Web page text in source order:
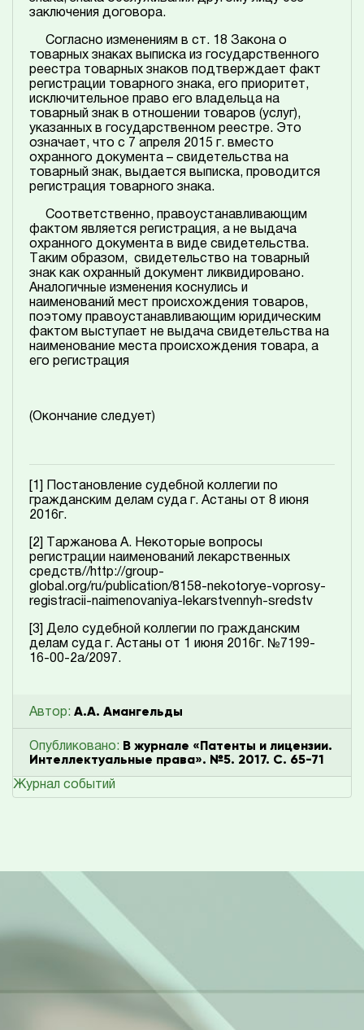
заключения договора.
Согласно изменениям в ст. 18 Закона о
товарных знаках выписка из государственного
реестра товарных знаков подтверждает факт
регистрации товарного знака, его приоритет,
исключительное право его владельца на
товарный знак в отношении товаров (услуг),
указанных в государственном реестре. Это
означает, что с 7 апреля 2015 г. вместо
охранного документа – свидетельства на
товарный знак, выдается выписка, проводится
регистрация товарного знака.
Соответственно, правоустанавливающим
фактом является регистрация, а не выдача
охранного документа в виде свидетельства.
Таким образом, свидетельство на товарный
знак как охранный документ ликвидировано.
Аналогичные изменения коснулись и
наименований мест происхождения товаров,
поэтому правоустанавливающим юридическим
фактом выступает не выдача свидетельства на
наименование места происхождения товара, а
его регистрация
(Окончание следует)
[1] Постановление судебной коллегии по
гражданским делам суда г. Астаны от 8 июня
2016г.
[2] Таржанова А. Некоторые вопросы
регистрации наименований лекарственных
средств//http://group-
global.org/ru/publication/8158-nekotorye-voprosy-
registracii-naimenovaniya-lekarstvennyh-sredstv
[3] Дело судебной коллегии по гражданским
делам суда г. Астаны от 1 июня 2016г. №7199-
16-00-2а/2097.
Автор: А.А. Амангельды
Опубликовано: В журнале «Патенты и лицензии.
Интеллектуальные права». №5. 2017. С. 65-71
Журнал событий